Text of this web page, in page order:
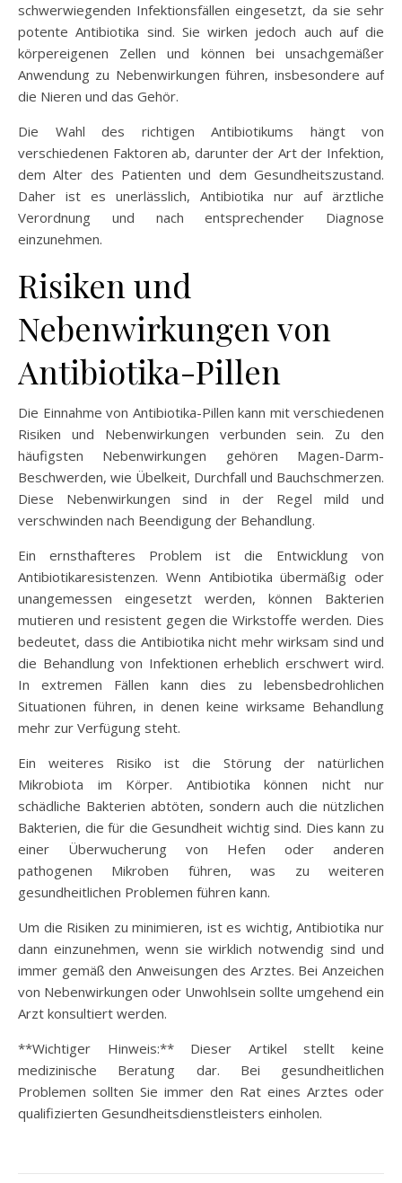
schwerwiegenden Infektionsfällen eingesetzt, da sie sehr
potente Antibiotika sind. Sie wirken jedoch auch auf die
körpereigenen Zellen und können bei unsachgemäßer
Anwendung zu Nebenwirkungen führen, insbesondere auf
die Nieren und das Gehör.
Die Wahl des richtigen Antibiotikums hängt von
verschiedenen Faktoren ab, darunter der Art der Infektion,
dem Alter des Patienten und dem Gesundheitszustand.
Daher ist es unerlässlich, Antibiotika nur auf ärztliche
Verordnung und nach entsprechender Diagnose
einzunehmen.
Risiken und
Nebenwirkungen von
Antibiotika-Pillen
Die Einnahme von Antibiotika-Pillen kann mit verschiedenen
Risiken und Nebenwirkungen verbunden sein. Zu den
häufigsten Nebenwirkungen gehören Magen-Darm-
Beschwerden, wie Übelkeit, Durchfall und Bauchschmerzen.
Diese Nebenwirkungen sind in der Regel mild und
verschwinden nach Beendigung der Behandlung.
Ein ernsthafteres Problem ist die Entwicklung von
Antibiotikaresistenzen. Wenn Antibiotika übermäßig oder
unangemessen eingesetzt werden, können Bakterien
mutieren und resistent gegen die Wirkstoffe werden. Dies
bedeutet, dass die Antibiotika nicht mehr wirksam sind und
die Behandlung von Infektionen erheblich erschwert wird.
In extremen Fällen kann dies zu lebensbedrohlichen
Situationen führen, in denen keine wirksame Behandlung
mehr zur Verfügung steht.
Ein weiteres Risiko ist die Störung der natürlichen
Mikrobiota im Körper. Antibiotika können nicht nur
schädliche Bakterien abtöten, sondern auch die nützlichen
Bakterien, die für die Gesundheit wichtig sind. Dies kann zu
einer Überwucherung von Hefen oder anderen
pathogenen Mikroben führen, was zu weiteren
gesundheitlichen Problemen führen kann.
Um die Risiken zu minimieren, ist es wichtig, Antibiotika nur
dann einzunehmen, wenn sie wirklich notwendig sind und
immer gemäß den Anweisungen des Arztes. Bei Anzeichen
von Nebenwirkungen oder Unwohlsein sollte umgehend ein
Arzt konsultiert werden.
**Wichtiger Hinweis:** Dieser Artikel stellt keine
medizinische Beratung dar. Bei gesundheitlichen
Problemen sollten Sie immer den Rat eines Arztes oder
qualifizierten Gesundheitsdienstleisters einholen.